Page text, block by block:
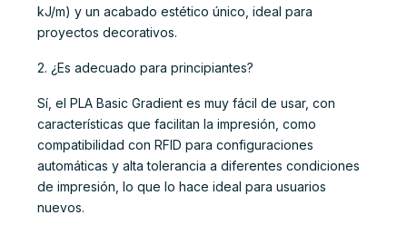
kJ/m) y un acabado estético único, ideal para
proyectos decorativos.
2. ¿Es adecuado para principiantes?
Sí, el PLA Basic Gradient es muy fácil de usar, con
características que facilitan la impresión, como
compatibilidad con RFID para configuraciones
automáticas y alta tolerancia a diferentes condiciones
de impresión, lo que lo hace ideal para usuarios
nuevos.